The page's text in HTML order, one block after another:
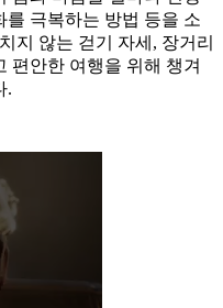
극복하는 방법 등을 소
지 않는 걷기 자세, 장거리
편안한 여행을 위해 챙겨
.